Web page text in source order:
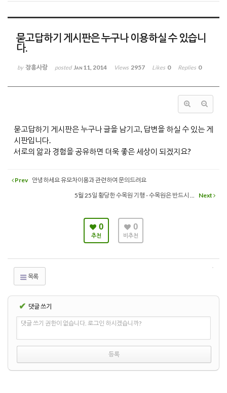
묻고답하기 게시판은 누구나 이용하실 수 있습니
다.
by 장흥사랑 posted Jan 11, 2014 Views 2957 Likes 0 Replies 0
묻고답하기 게시판은 누구나 글을 남기고, 답변을 하실 수 있는 게
시판입니다.
서로의 앎과 경험을 공유하면 더욱 좋은 세상이 되겠지요?
Prev 안녕하세요 유모차이용과 관련하여 문의드려요
5월 25일 황당한 수목원 기행 - 수목원은 반드시 ...
Next
0
추천
0
비추천
목록
✔ 댓글 쓰기
댓글 쓰기 권한이 없습니다. 로그인 하시겠습니까?